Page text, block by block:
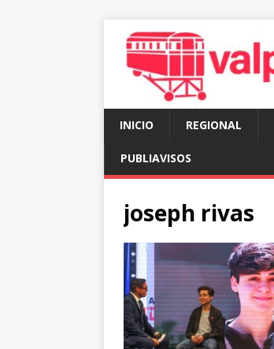
INICIO REGIONAL
PUBLIAVISOS
joseph rivas